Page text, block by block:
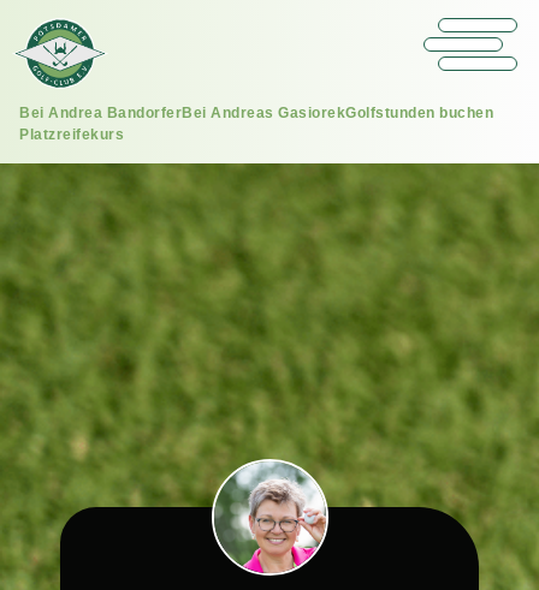
Bei Andrea BandorferBei Andreas GasiorekGolfstunden buchen
Platzreifekurs